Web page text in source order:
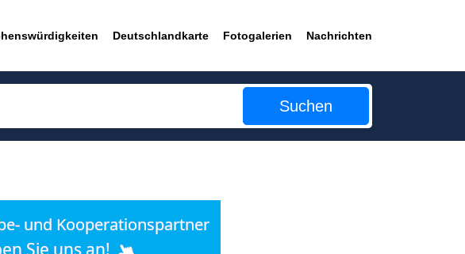
Deutschlandkarte Fotogalerien Nachrichten
Suchen